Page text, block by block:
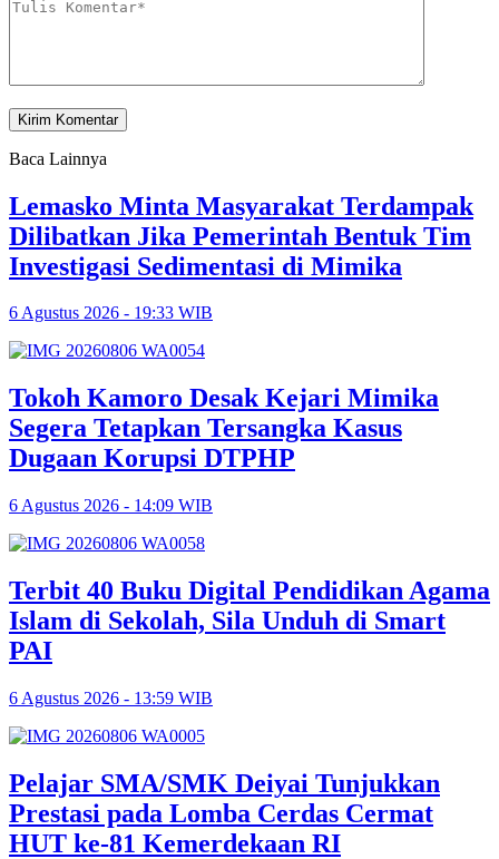
Baca Lainnya
Lemasko Minta Masyarakat Terdampak
Dilibatkan Jika Pemerintah Bentuk Tim
Investigasi Sedimentasi di Mimika
6 Agustus 2026 - 19:33 WIB
Tokoh Kamoro Desak Kejari Mimika
Segera Tetapkan Tersangka Kasus
Dugaan Korupsi DTPHP
6 Agustus 2026 - 14:09 WIB
Terbit 40 Buku Digital Pendidikan Agama
Islam di Sekolah, Sila Unduh di Smart
PAI
6 Agustus 2026 - 13:59 WIB
Pelajar SMA/SMK Deiyai Tunjukkan
Prestasi pada Lomba Cerdas Cermat
HUT ke-81 Kemerdekaan RI